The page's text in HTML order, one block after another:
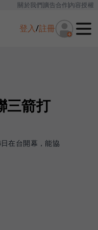
關於我們廣告合作內容授權
登入/註冊
三箭打
在台開幕，能協